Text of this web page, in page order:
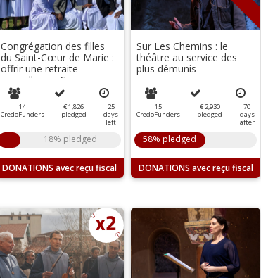
Congrégation des filles
du Saint-Cœur de Marie :
offrir une retraite
annuelle aux Sœurs
14
CredoFunders
€ 1,826
pledged
25
days
left
18% pledged
DONATIONS
Sur Les Chemins : le
théâtre au service des
plus démunis
15
CredoFunders
€ 2,930
pledged
70
days
after
58% pledged
DONATIONS